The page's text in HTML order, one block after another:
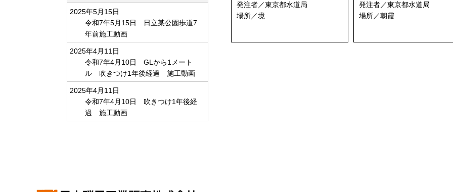
発注者／東京都水道局
場所／境
発注者／東京都水道局
場所／朝霞
2025年5月15日
令和7年5月15日 日立某公園歩道7
年前施工動画
2025年4月11日
令和7年4月10日 GLから1メート
ル 吹きつけ1年後経過 施工動画
2025年4月11日
令和7年4月10日 吹きつけ1年後経
過 施工動画